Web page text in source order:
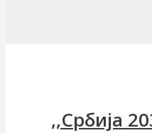
,,Србија